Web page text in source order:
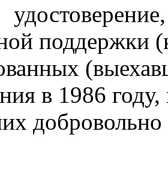
поддержки
в 1986
добровольно